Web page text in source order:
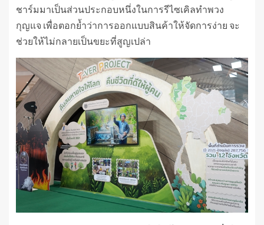
ชาร์มมาเป็นส่วนประกอบหนึ่งในการรีไซเคิลทำพวง
กุญแจ เพื่อตอกย้ำว่าการออกแบบสินค้าให้จัดการง่าย จะ
ช่วยให้ไม่กลายเป็นขยะที่สูญเปล่า